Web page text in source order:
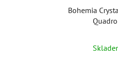
Bohemia